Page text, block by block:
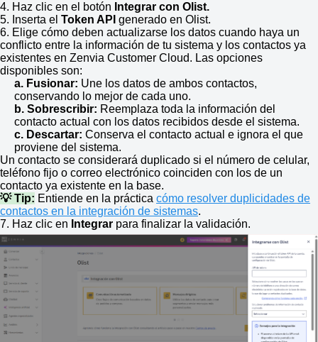
4. Haz clic en el botón Integrar con Olist.
5. Inserta el Token API generado en Olist.
6. Elige cómo deben actualizarse los datos cuando haya un
conflicto entre la información de tu sistema y los contactos ya
existentes en Zenvia Customer Cloud. Las opciones
disponibles son:
a. Fusionar: Une los datos de ambos contactos,
conservando lo mejor de cada uno.
b. Sobrescribir: Reemplaza toda la información del
contacto actual con los datos recibidos desde el sistema.
c. Descartar: Conserva el contacto actual e ignora el que
proviene del sistema.
Un contacto se considerará duplicado si el número de celular,
teléfono fijo o correo electrónico coinciden con los de un
contacto ya existente en la base.
💡 Tip: Entiende en la práctica cómo resolver duplicidades de
contactos en la integración de sistemas.
7. Haz clic en Integrar para finalizar la validación.